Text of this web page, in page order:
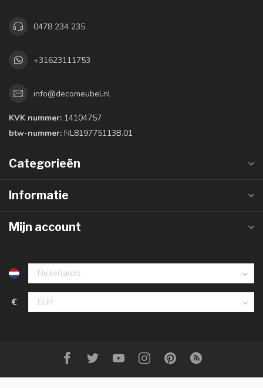
0478 234 235
+31623111753
info@decomeubel.nl
KVK nummer: 14104757
btw-nummer: NL819775113B.01
Categorieën
Informatie
Mijn account
€